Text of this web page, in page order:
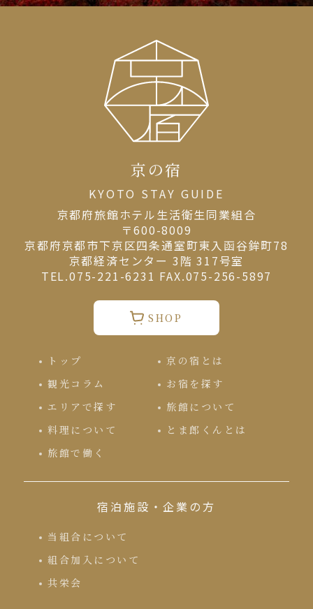
京の宿
KYOTO STAY GUIDE
京都府旅館ホテル⽣活衛⽣同業組合
〒600-8009
京都府京都市下京区四条通室町東入函谷鉾町78
京都経済センター 3階 317号室
TEL.075-221-6231 FAX.075-256-5897
SHOP
トップ
京の宿とは
観光コラム
お宿を探す
エリアで探す
旅館について
料理について
とま郎くんとは
旅館で働く
宿泊施設・企業の方
当組合について
組合加入について
共栄会